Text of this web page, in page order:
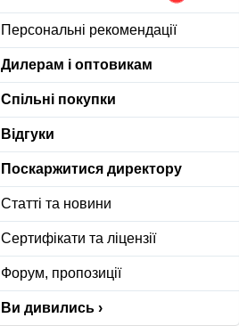
Персональні рекомендації
Дилерам і оптовикам
Спільні покупки
Відгуки
Поскаржитися директору
Статті та новини
Сертифікати та ліцензії
Форум, пропозиції
Ви дивились ›